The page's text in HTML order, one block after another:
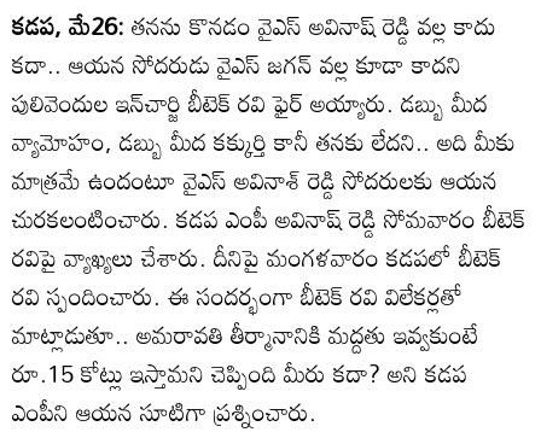
కడప, మే26:తనను కొనడం వైఎస్ అవినాష్ రెడ్డి వల్ల కాదు
కదా.. ఆయన సోదరుడు వైఎస్ జగన్ వల్ల కూడా కాదని
పులివెందుల ఇన్‌చార్జి బీటెక్ రవి ఫైర్ అయ్యారు. డబ్బు మీద
వ్యామోహం, డబ్బు మీద కక్కుర్తి కానీ తనకు లేదని.. అది మీకు
మాత్రమే ఉందంటూ వైఎస్ అవినాశ్ రెడ్డి సోదరులకు ఆయన
చురకలంటించారు. కడప ఎంపీ అవినాష్ రెడ్డి సోమవారం బీటెక్
రవిపై వ్యాఖ్యలు చేశారు. దీనిపై మంగళవారం కడపలో బీటెక్
రవి స్పందించారు. ఈ సందర్భంగా బీటెక్ రవి విలేకర్లతో
మాట్లాడుతూ.. అమరావతి తీర్మానానికి మద్దతు ఇవ్వకుంటే
రూ.15 కోట్లు ఇస్తామని చెప్పింది మీరు కదా? అని కడప
ఎంపీని ఆయన సూటిగా ప్రశ్నించారు.